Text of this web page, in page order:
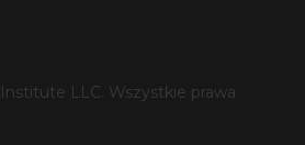
LLC. Wszystkie prawa